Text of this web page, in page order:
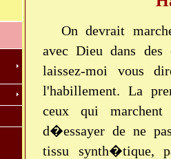
On devrait
avec Dieu dans des
laissez-moi vous
l'habillement. La
ceux qui
d�essayer de ne
tissu synth�tique,